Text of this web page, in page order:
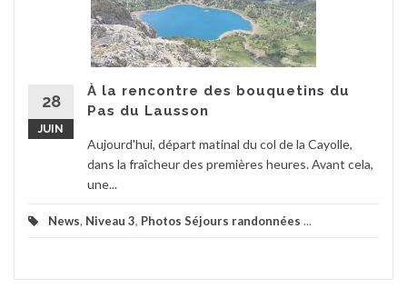
28
JUIN
À la rencontre des bouquetins du
Pas du Lausson
Aujourd'hui, départ matinal du col de la Cayolle,
dans la fraîcheur des premières heures. Avant cela,
une...
News, Niveau 3, Photos Séjours randonnées ...